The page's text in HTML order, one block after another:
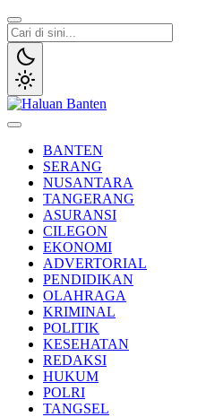
Lewati
ke
konten
BANTEN
SERANG
NUSANTARA
TANGERANG
ASURANSI
CILEGON
EKONOMI
ADVERTORIAL
PENDIDIKAN
OLAHRAGA
KRIMINAL
POLITIK
KESEHATAN
REDAKSI
HUKUM
POLRI
TANGSEL